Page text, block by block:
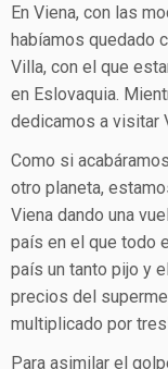
En Viena, con las
habíamos quedado
Villa, con el que
en Eslovaquia.
dedicamos a visitar
Como si
otro planeta,
Viena dando una
país en el que todo
país un tanto pijo y
precios del
multiplicado por
Para asimilar el